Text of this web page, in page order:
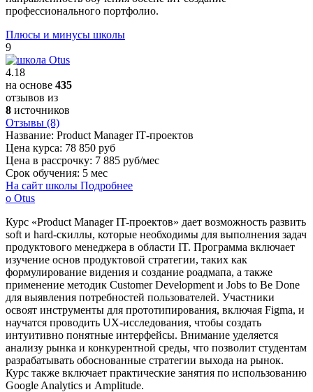
профессионального портфолио.
Плюсы и минусы школы
9
4.18
на основе 435
отзывов из
8 источников
Отзывы (8)
Название: Product Manager IT‑проектов
Цена курса: 78 850 руб
Цена в рассрочку: 7 885 руб/мес
Срок обучения: 5 мес
На сайт школы Подробнее
о Otus
Курс «Product Manager IT-проектов» дает возможность развить
soft и hard-скиллы, которые необходимы для выполнения задач
продуктового менеджера в области IT. Программа включает
изучение основ продуктовой стратегии, таких как
формулирование видения и создание роадмапа, а также
применение методик Customer Development и Jobs to Be Done
для выявления потребностей пользователей. Участники
освоят инструменты для прототипирования, включая Figma, и
научатся проводить UX-исследования, чтобы создать
интуитивно понятные интерфейсы. Внимание уделяется
анализу рынка и конкурентной среды, что позволит студентам
разрабатывать обоснованные стратегии выхода на рынок.
Курс также включает практические занятия по использованию
Google Analytics и Amplitude.